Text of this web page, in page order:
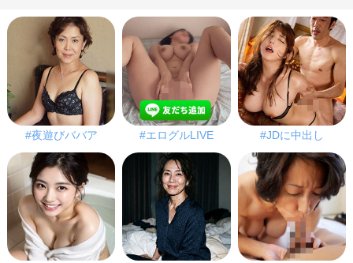
#夜遊びババア #エログルLIVE #JDに中出し